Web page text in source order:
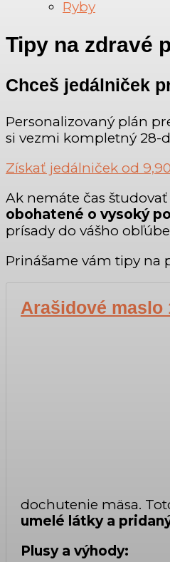
Ryby
Tipy na zdravé
Chceš jedálniček
Personalizovaný plán
si vezmi kompletný 28-
Získať jedálniček od
Ak nemáte čas
obohatené o vysoký
prísady do vášho
Prinášame vám tipy na
Arašidové maslo
dochutenie mäsa.
umelé látky a
Plusy a výhody: